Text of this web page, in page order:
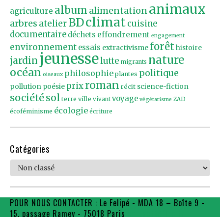
agriculture album alimentationanimaux
arbres atelierBDclimatcuisine
documentaire déchets effondrement engagement
environnement essais extractivisme forêthistoire
jardin jeunesselutte migrants nature
océan oiseaux philosophie plantes politique
pollution poésie prixroman récit science-fiction
sociétésol terre ville vivant voyage végétarisme ZAD
écoféminisme écologie écriture
Catégories
Catégories
POUR NOUS CONTACTER : Le Felipé - MDA 18 – Boîte 9 -
15, passage Ramey - 75018 Paris